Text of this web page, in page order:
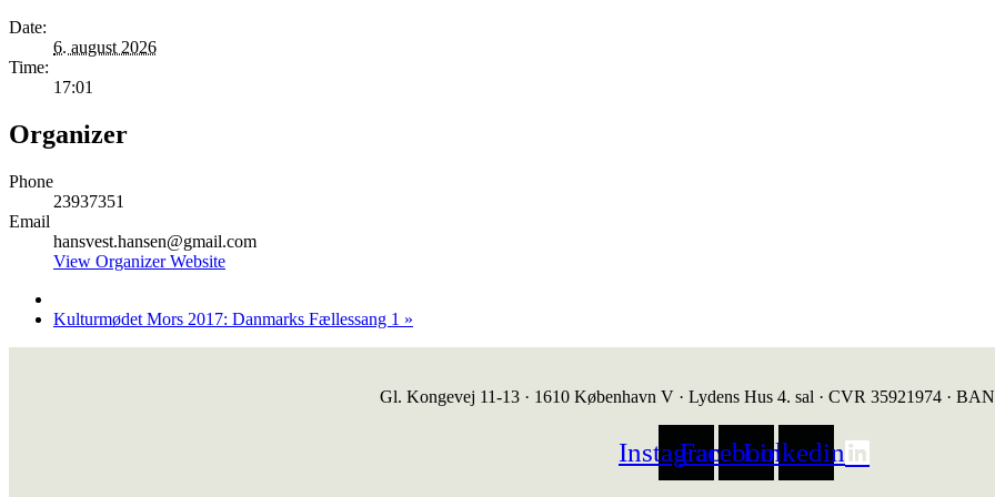
Date:
6. august 2026
Time:
17:01
Organizer
Phone
23937351
Email
hansvest.hansen@gmail.com
View Organizer Website
Kulturmødet Mors 2017: Danmarks Fællessang 1 »
Gl. Kongevej 11-13 · 1610 København V · Lydens Hus 4. sal · CVR 35921974 ·
InstagramFacebookLinkedin